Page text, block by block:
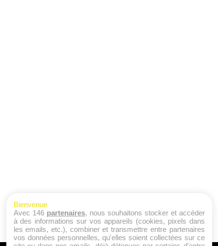
Bienvenue
Avec 146 partenaires, nous souhaitons stocker et accéder
à des informations sur vos appareils (cookies, pixels dans
les emails, etc.), combiner et transmettre entre partenaires
vos données personnelles, qu'elles soient collectées sur ce